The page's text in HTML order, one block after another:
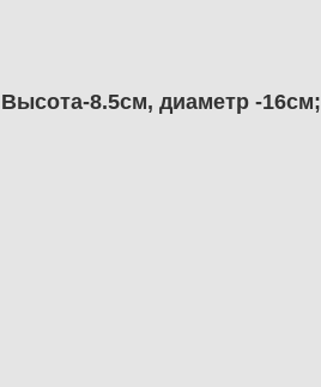
8.5см, диаметр -16см;